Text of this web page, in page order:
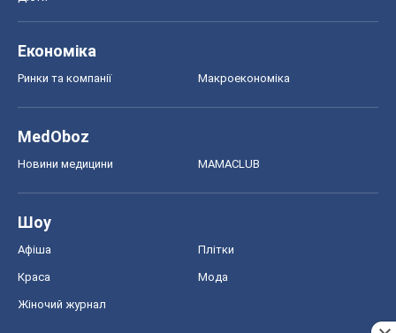
Економіка
Ринки та компанії Макроекономіка
MedOboz
Новини медицини MAMACLUB
Шоу
Афіша Плітки
Краса Мода
Жіночий журнал